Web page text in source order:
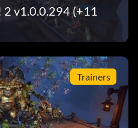
2 v1.0.0.294 (+11
Trainers